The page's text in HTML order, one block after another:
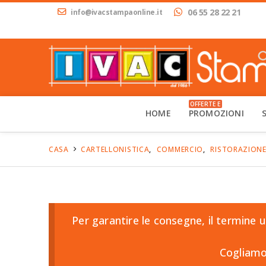
info@ivacstampaonline.it 06 55 28 22 21
HOME
OFFERTE E
PROMOZIONI
CASA CARTELLONISTICA, COMMERCIO, RISTORAZIONE
Per garantire le consegne, il termine